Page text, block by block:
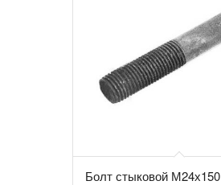
Болт стыковой М24х150